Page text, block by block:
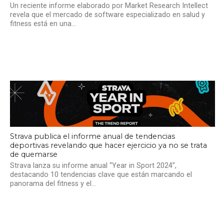
Un reciente informe elaborado por Market Research Intellect
revela que el mercado de software especializado en salud y
fitness está en una...
Strava publica el informe anual de tendencias
deportivas revelando que hacer ejercicio ya no se trata
de quemarse
Strava lanza su informe anual “Year in Sport 2024”,
destacando 10 tendencias clave que están marcando el
panorama del fitness y el...